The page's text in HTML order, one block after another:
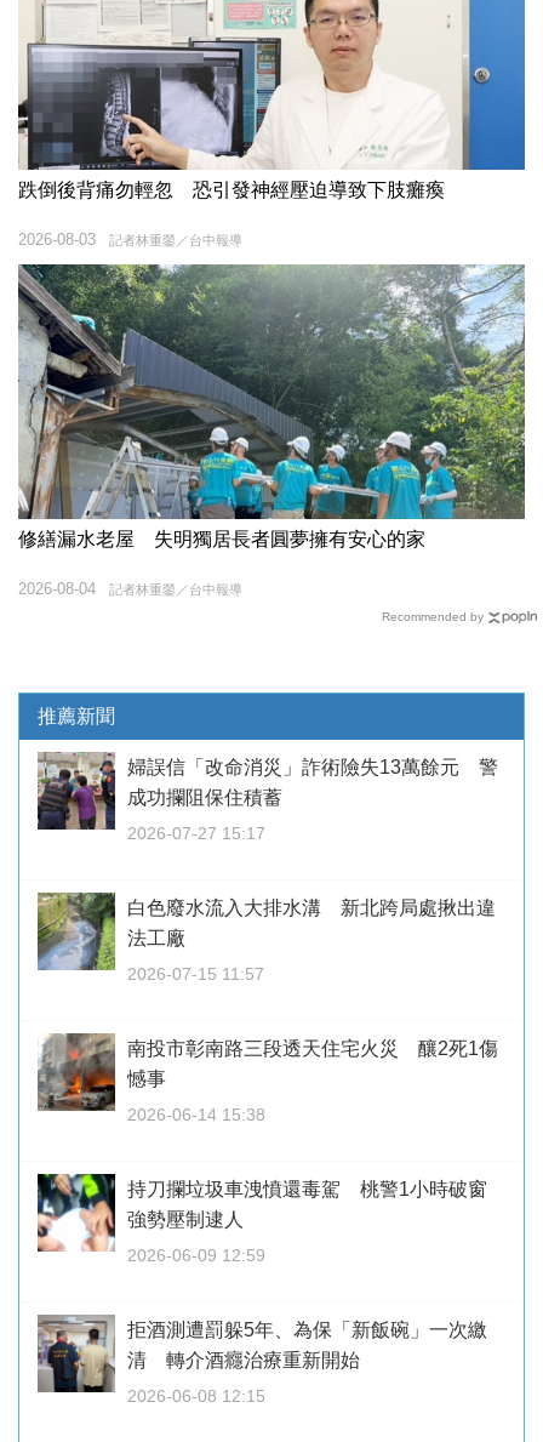
跌倒後背痛勿輕忽 恐引發神經壓迫導致下肢癱瘓
記者林重鎣／台中報導
2026-08-03
修繕漏水老屋 失明獨居長者圓夢擁有安心的家
記者林重鎣／台中報導
2026-08-04
Recommended by
推薦新聞
婦誤信「改命消災」詐術險失13萬餘元 警
成功攔阻保住積蓄
2026-07-27 15:17
白色廢水流入大排水溝 新北跨局處揪出違
法工廠
2026-07-15 11:57
南投市彰南路三段透天住宅火災 釀2死1傷
憾事
2026-06-14 15:38
持刀攔垃圾車洩憤還毒駕 桃警1小時破窗
強勢壓制逮人
2026-06-09 12:59
拒酒測遭罰躲5年、為保「新飯碗」一次繳
清 轉介酒癮治療重新開始
2026-06-08 12:15